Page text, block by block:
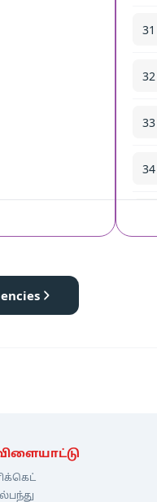
31
32
33
34